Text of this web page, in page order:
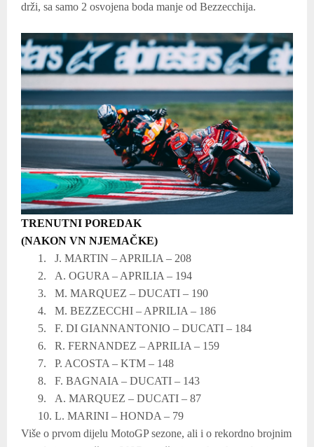
drži, sa samo 2 osvojena boda manje od Bezzecchija.
TRENUTNI POREDAK
(NAKON VN NJEMAČKE)
1.
J. MARTIN – APRILIA – 208
2.
A. OGURA – APRILIA – 194
3.
M. MARQUEZ – DUCATI – 190
4.
M. BEZZECCHI – APRILIA – 186
5.
F. DI GIANNANTONIO – DUCATI – 184
6.
R. FERNANDEZ – APRILIA – 159
7.
P. ACOSTA – KTM – 148
8.
F. BAGNAIA – DUCATI – 143
9.
A. MARQUEZ – DUCATI – 87
10. L. MARINI – HONDA – 79
Više o prvom dijelu MotoGP sezone, ali i o rekordno brojnim